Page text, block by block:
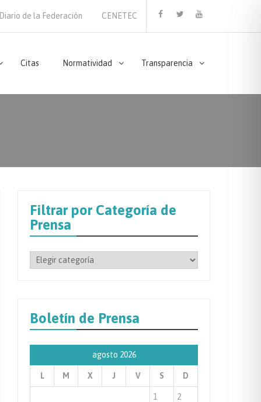
Diario de la Federación
CENETEC
Citas Normatividad Transparencia
Filtrar por Categoría de
Prensa
Filtrar
Prensa
Boletín de Prensa
agosto 2026
L M X J V S D
1 2